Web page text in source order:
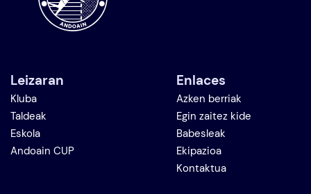
Leizaran
Kluba
Taldeak
Eskola
Andoain CUP
Enlaces
Azken berriak
Egin zaitez kide
Babesleak
Ekipazioa
Kontaktua